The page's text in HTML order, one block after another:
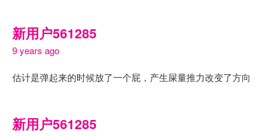
新用户561285
9 years ago
估计是弹起来的时候放了一个屁，产生屎量推力改变了方向
新用户561285